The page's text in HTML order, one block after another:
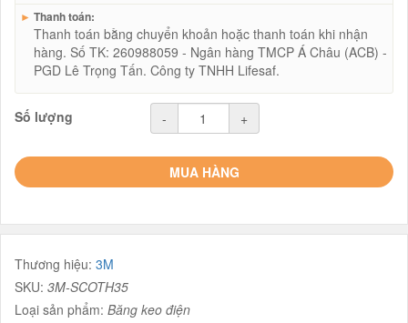
► Thanh toán:
Thanh toán bằng chuyển khoản hoặc thanh toán khi nhận
hàng. Số TK: 260988059 - Ngân hàng TMCP Á Châu (ACB) -
PGD Lê Trọng Tấn. Công ty TNHH Lifesaf.
Số lượng - +
MUA HÀNG
Thương hiệu: 3M
SKU: 3M-SCOTH35
Loại sản phẩm: Băng keo điện